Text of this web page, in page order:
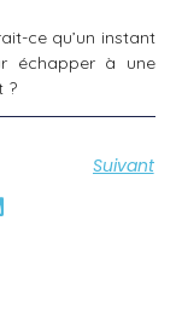
ce qu’un instant
échapper à une
?
Suivant